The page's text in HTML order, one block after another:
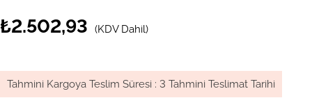
₺2.502,93 (KDV Dahil)
Tahmini Kargoya Teslim Süresi : 3 Tahmini Teslimat Tarihi